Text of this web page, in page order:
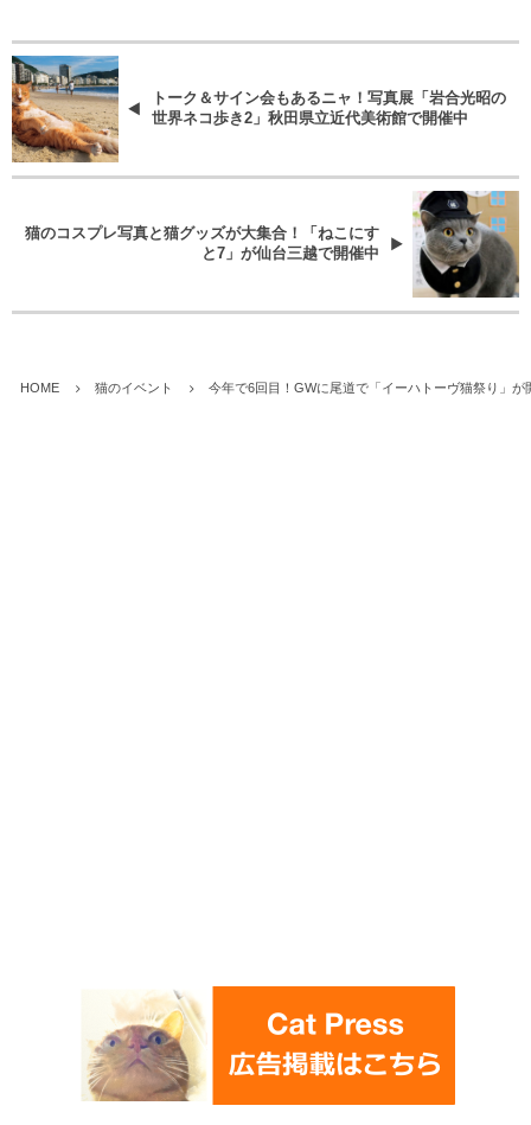
トーク＆サイン会もあるニャ！写真展「岩合光昭の
世界ネコ歩き2」秋田県立近代美術館で開催中
猫のコスプレ写真と猫グッズが大集合！「ねこにす
と7」が仙台三越で開催中
HOME 猫のイベント 今年で6回目！GWに尾道で「イーハトーヴ猫祭り」